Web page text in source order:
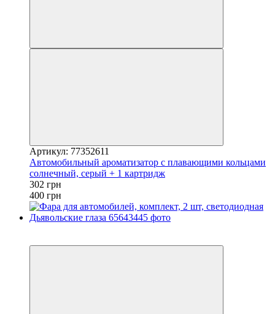
Артикул: 77352611
Автомобильный ароматизатор с плавающими кольцами
солнечный, серый + 1 картридж
302 грн
400 грн